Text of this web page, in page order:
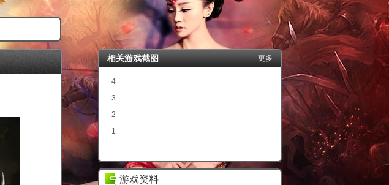
相关游戏截图 更多
4
3
2
1
游戏资料